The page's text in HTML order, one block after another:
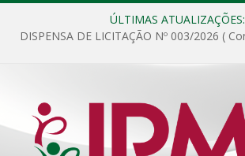
ÚLTIMAS ATUALIZAÇÕES: